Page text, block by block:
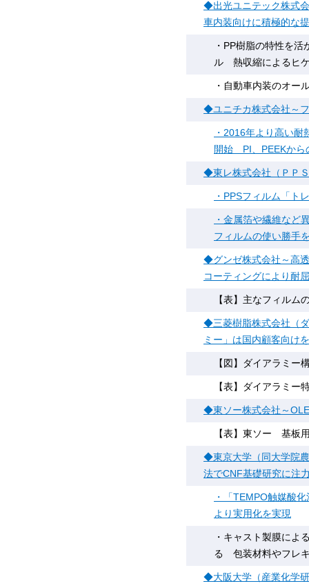
◆出光ユニテック株式
車内装向けに積極的な
・PP樹脂の特性を
ル 熱収縮によるヒ
・自動車内装のオー
◆ユニチカ株式会社～
・2016年より高い
開始 PI、PEEKから
◆東レ株式会社（ＰＰ
・PPSフィルム「
・金属箔や繊維など
フィルムの使い勝手
◆グンゼ株式会社～高
コーティングにより耐
【表】主なフィルム
◆三菱樹脂株式会社（
ミー」は国内顧客向け
【図】ダイアラミー
【表】ダイアラミー
◆東ソー株式会社～
【表】東ソー 基板
◆東京大学（同大学院
法でCNF基礎研究に注
・「TEMPO触媒酸
より実用化を実現
・キャスト製膜によ
る 包装材料やフレ
◆大阪大学（産業化学